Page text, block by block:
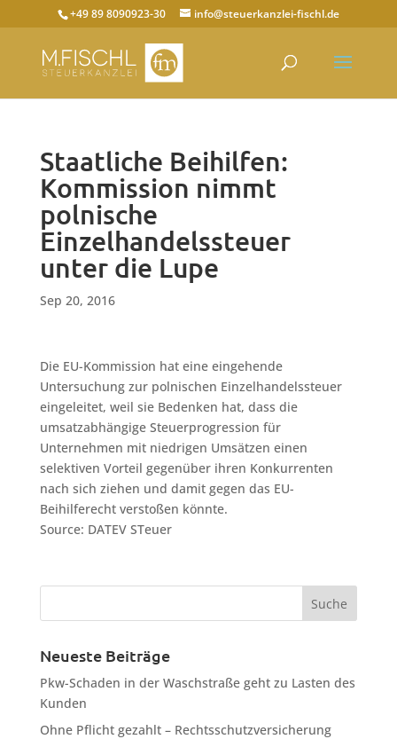
+49 89 8090923-30 info@steuerkanzlei-fischl.de
Staatliche Beihilfen:
Kommission nimmt
polnische
Einzelhandelssteuer
unter die Lupe
Sep 20, 2016
Die EU-Kommission hat eine eingehende
Untersuchung zur polnischen Einzelhandelssteuer
eingeleitet, weil sie Bedenken hat, dass die
umsatzabhängige Steuerprogression für
Unternehmen mit niedrigen Umsätzen einen
selektiven Vorteil gegenüber ihren Konkurrenten
nach sich ziehen und damit gegen das EU-
Beihilferecht verstoßen könnte.
Source: DATEV STeuer
Neueste Beiträge
Pkw-Schaden in der Waschstraße geht zu Lasten des
Kunden
Ohne Pflicht gezahlt – Rechtsschutzversicherung